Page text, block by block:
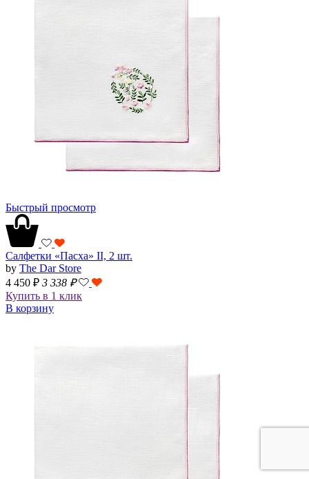
Быстрый просмотр
Салфетки «Пасха» II, 2 шт.
by The Dar Store
4 450 ₽ 3 338 ₽
Купить в 1 клик
В корзину